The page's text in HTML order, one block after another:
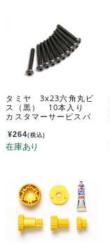
タミヤ 3x23六角丸ビ
ス（黒） 10本入り
カスタマーサービスパ
¥264(税込)